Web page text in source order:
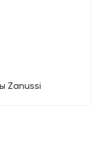
Zanussi